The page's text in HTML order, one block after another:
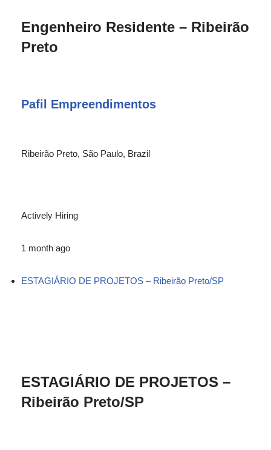
Engenheiro Residente – Ribeirão
Preto
Pafil Empreendimentos
Ribeirão Preto, São Paulo, Brazil
Actively Hiring
1 month ago
ESTAGIÁRIO DE PROJETOS – Ribeirão Preto/SP
ESTAGIÁRIO DE PROJETOS –
Ribeirão Preto/SP